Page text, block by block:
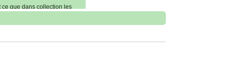
ce que dans collection les
une statue sur
et vos conseils !